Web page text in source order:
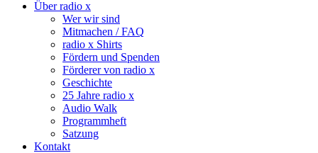
Über radio x
Wer wir sind
Mitmachen / FAQ
radio x Shirts
Fördern und Spenden
Förderer von radio x
Geschichte
25 Jahre radio x
Audio Walk
Programmheft
Satzung
Kontakt